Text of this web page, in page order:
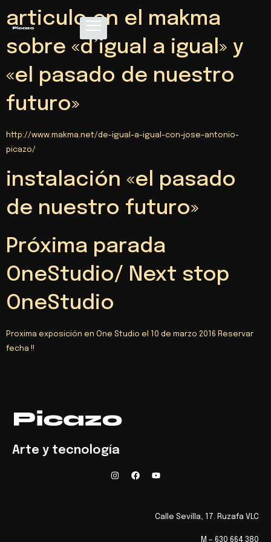
articulo en el makma
sobre «d’igual a igual» y
«el pasado de nuestro
futuro»
http://www.makma.net/de-igual-a-igual-con-jose-antonio-
picazo/
instalación «el pasado
de nuestro futuro»
Próxima parada
OneStudio/ Next stop
OneStudio
Proxima exposición en One Studio el 10 de marzo 2016 Reservar
fecha !!
Arte y tecnología
Calle Sevilla, 17. Ruzafa VLC
M – 630 664 380